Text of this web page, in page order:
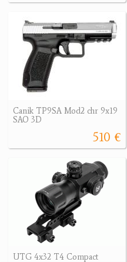
Canik TP9SA Mod2 chr 9x19
SAO 3D
510 €
UTG 4x32 T4 Compact